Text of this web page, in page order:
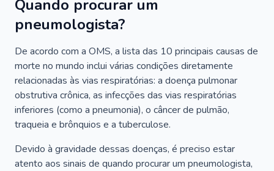
Quando procurar um
pneumologista?
De acordo com a OMS, a lista das 10 principais causas de
morte no mundo inclui várias condições diretamente
relacionadas às vias respiratórias: a doença pulmonar
obstrutiva crônica, as infecções das vias respiratórias
inferiores (como a pneumonia), o câncer de pulmão,
traqueia e brônquios e a tuberculose.
Devido à gravidade dessas doenças, é preciso estar
atento aos sinais de quando procurar um pneumologista,